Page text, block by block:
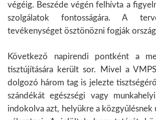
végéig. Beszéde végén felhívta a
szolgálatok fontosságára. A
tevékenységet ösztönözni fogják
Következő napirendi pontként a
tisztújítására került sor. Mivel a
dolgozó három tag is jelezte
szándékát egészségi vagy
indokolva azt, helyükre a